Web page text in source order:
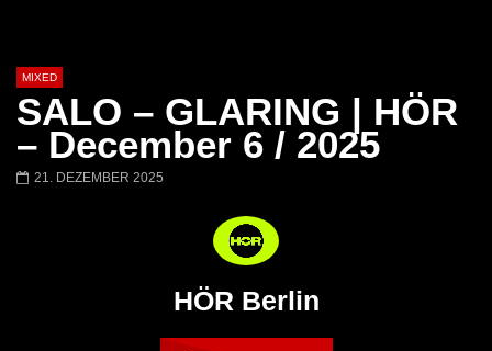
MIXED
SALO – GLARING | HÖR
– December 6 / 2025
21. DEZEMBER 2025
HÖR Berlin